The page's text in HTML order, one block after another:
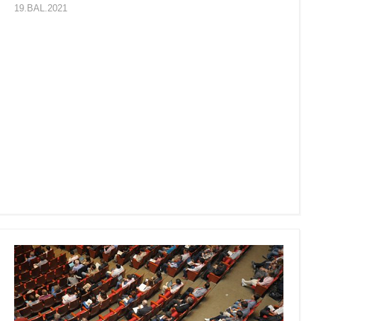
19.BAL.2021